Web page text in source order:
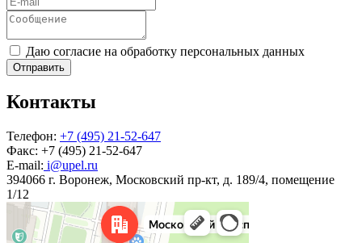
Даю согласие на обработку персональных данных
Отправить
Контакты
Телефон: +7 (495) 21-52-647
Факс: +7 (495) 21-52-647
E-mail: i@upel.ru
394066 г. Воронеж, Московский пр-кт, д. 189/4, помещение
1/12